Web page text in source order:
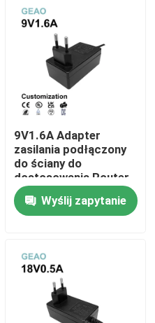
9V1.6A Adapter
zasilania podłączony
do ściany do
dostosowania Router
Lg Lcd Monitor
Drukarka kodów
kreskowych Drzewo
Wyślij zapytanie